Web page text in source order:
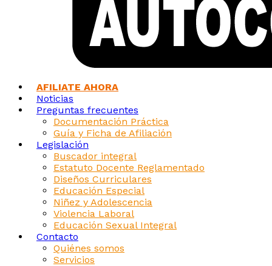
AFILIATE AHORA
Noticias
Preguntas frecuentes
Documentación Práctica
Guía y Ficha de Afiliación
Legislación
Buscador integral
Estatuto Docente Reglamentado
Diseños Curriculares
Educación Especial
Niñez y Adolescencia
Violencia Laboral
Educación Sexual Integral
Contacto
Quiénes somos
Servicios